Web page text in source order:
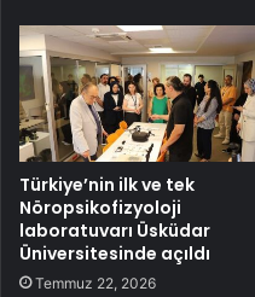
Türkiye’nin ilk ve tek
Nöropsikofizyoloji
laboratuvarı Üsküdar
Üniversitesinde açıldı
Temmuz 22, 2026